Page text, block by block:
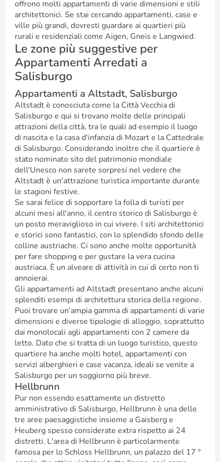
offrono molti appartamenti di varie dimensioni e stili
architettonici. Se stai cercando appartamenti, case e
ville più grandi, dovresti guardare ai quartieri più
rurali e residenziali come Aigen, Gneis e Langwied.
Le zone più suggestive per
Appartamenti Arredati a
Salisburgo
Appartamenti a Altstadt, Salisburgo
Altstadt è conosciuta come la Città Vecchia di
Salisburgo e qui si trovano molte delle principali
attrazioni della città, tra le quali ad esempio il luogo
di nascita e la casa d'infanzia di Mozart e la Cattedrale
di Salisburgo. Considerando inoltre che il quartiere è
stato nominato sito del patrimonio mondiale
dell'Unesco non sarete sorpresi nel vedere che
Altstadt è un'attrazione turistica importante durante
le stagioni festive.
Se sarai felice di sopportare la folla di turisti per
alcuni mesi all'anno, il centro storico di Salisburgo è
un posto meraviglioso in cui vivere. I siti architettonici
e storici sono fantastici, con lo splendido sfondo delle
colline austriache. Ci sono anche molte opportunità
per fare shopping e per gustare la vera cucina
austriaca. È un alveare di attività in cui di certo non ti
annoierai.
Gli appartamenti ad Altstadt presentano anche alcuni
splenditi esempi di architettura storica della regione.
Puoi trovare un’ampia gamma di appartamenti di varie
dimensioni e diverse tipologie di alloggio, soprattutto
dai monolocali agli appartamenti con 2 camere da
letto. Dato che si tratta di un luogo turistico, questo
quartiere ha anche molti hotel, appartamenti con
servizi alberghieri e case vacanza, ideali se venite a
Salisburgo per un soggiorno più breve.
Hellbrunn
Pur non essendo esattamente un distretto
amministrativo di Salisburgo, Hellbrunn è una delle
tre aree paesaggistiche insieme a Gaisberg e
Heuberg spesso considerate extra rispetto ai 24
distretti. L'area di Hellbrunn è particolarmente
famosa per lo Schloss Hellbrunn, un palazzo del 17 °